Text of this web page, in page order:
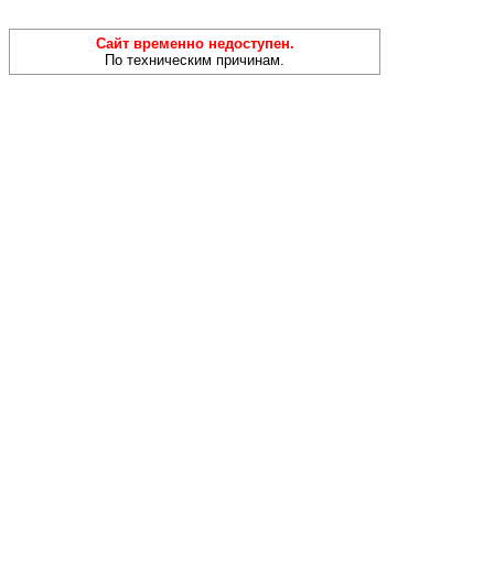
Сайт временно недоступен.
По техническим причинам.